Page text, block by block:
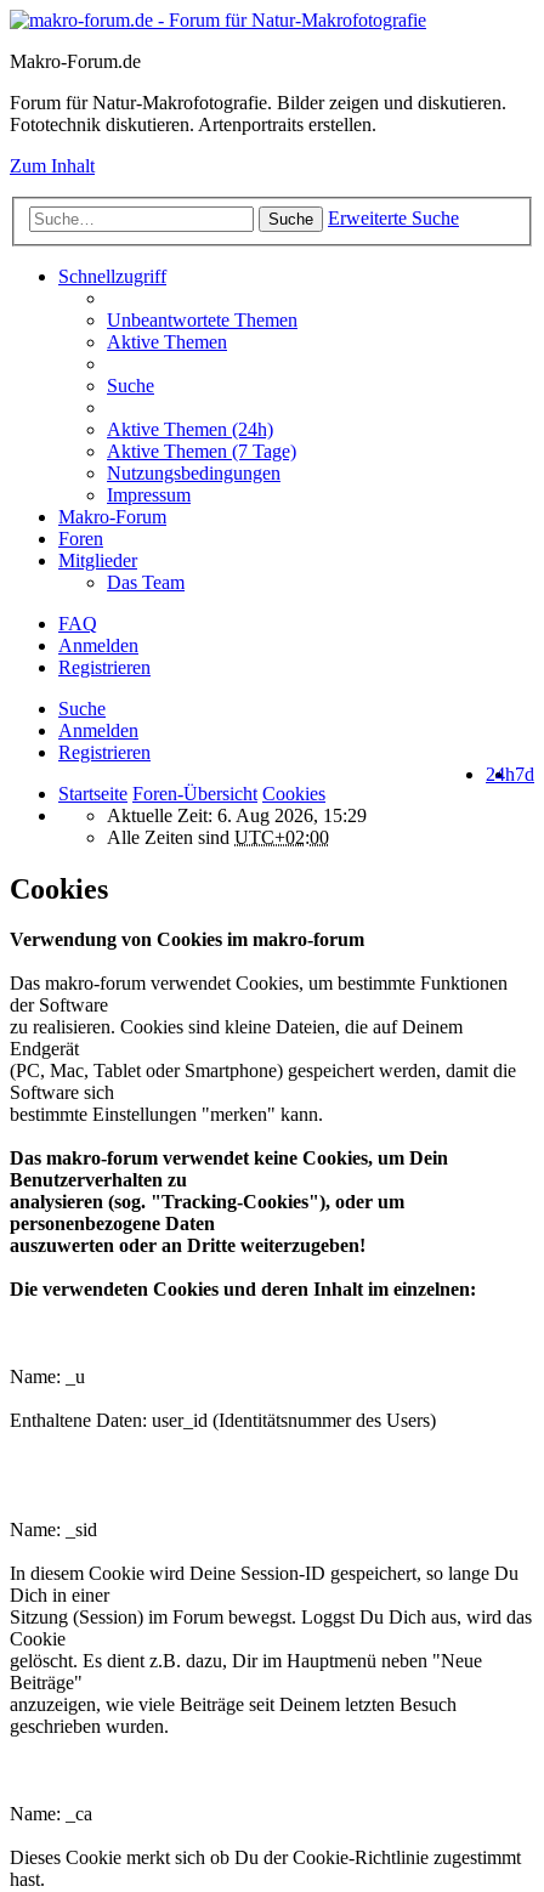
Makro-Forum.de
Forum für Natur-Makrofotografie. Bilder zeigen und diskutieren.
Fototechnik diskutieren. Artenportraits erstellen.
Zum Inhalt
Suche Erweiterte Suche
Schnellzugriff
Unbeantwortete Themen
Aktive Themen
Suche
Aktive Themen (24h)
Aktive Themen (7 Tage)
Nutzungsbedingungen
Impressum
Makro-Forum
Foren
Mitglieder
Das Team
FAQ
Anmelden
Registrieren
Suche
Anmelden
Registrieren
7d
24h
Startseite Foren-Übersicht Cookies
Aktuelle Zeit: 6. Aug 2026, 15:29
Alle Zeiten sind UTC+02:00
Cookies
Verwendung von Cookies im makro-forum
Das makro-forum verwendet Cookies, um bestimmte Funktionen
der Software
zu realisieren. Cookies sind kleine Dateien, die auf Deinem
Endgerät
(PC, Mac, Tablet oder Smartphone) gespeichert werden, damit die
Software sich
bestimmte Einstellungen "merken" kann.
Das makro-forum verwendet keine Cookies, um Dein
Benutzerverhalten zu
analysieren (sog. "Tracking-Cookies"), oder um
personenbezogene Daten
auszuwerten oder an Dritte weiterzugeben!
Die verwendeten Cookies und deren Inhalt im einzelnen:
Name: _u
Enthaltene Daten: user_id (Identitätsnummer des Users)
Name: _sid
In diesem Cookie wird Deine Session-ID gespeichert, so lange Du
Dich in einer
Sitzung (Session) im Forum bewegst. Loggst Du Dich aus, wird das
Cookie
gelöscht. Es dient z.B. dazu, Dir im Hauptmenü neben "Neue
Beiträge"
anzuzeigen, wie viele Beiträge seit Deinem letzten Besuch
geschrieben wurden.
Name: _ca
Dieses Cookie merkt sich ob Du der Cookie-Richtlinie zugestimmt
hast.